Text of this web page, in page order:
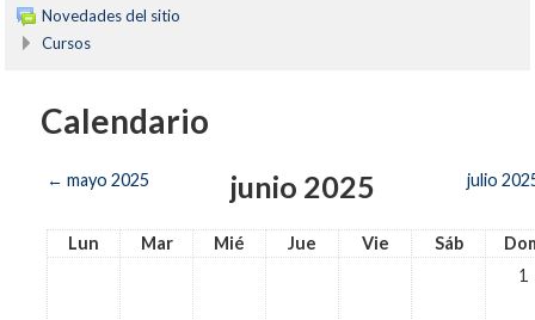
Novedades del sitio
Cursos
Calendario
← mayo 2025 junio 2025 julio
Lun Mar Mié Jue Vie Sáb
1